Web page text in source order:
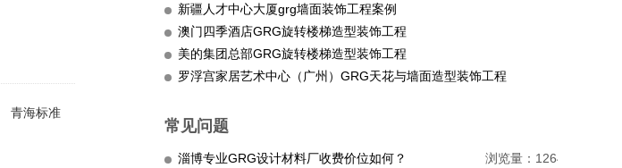
青海标准
新疆人才中心大厦grg墙面装饰工程案例
澳门四季酒店GRG旋转楼梯造型装饰工程
美的集团总部GRG旋转楼梯造型装饰工程
罗浮宫家居艺术中心（广州）GRG天花与墙面造型装饰工程
常见问题
淄博专业GRG设计材料厂收费价位如何？
浏览量：1264